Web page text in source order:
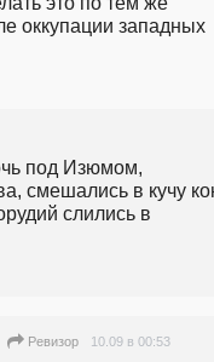
оккупации западных
под Изюмом,
смешались в кучу
слились в
Ревизор 10.09 в 00:53